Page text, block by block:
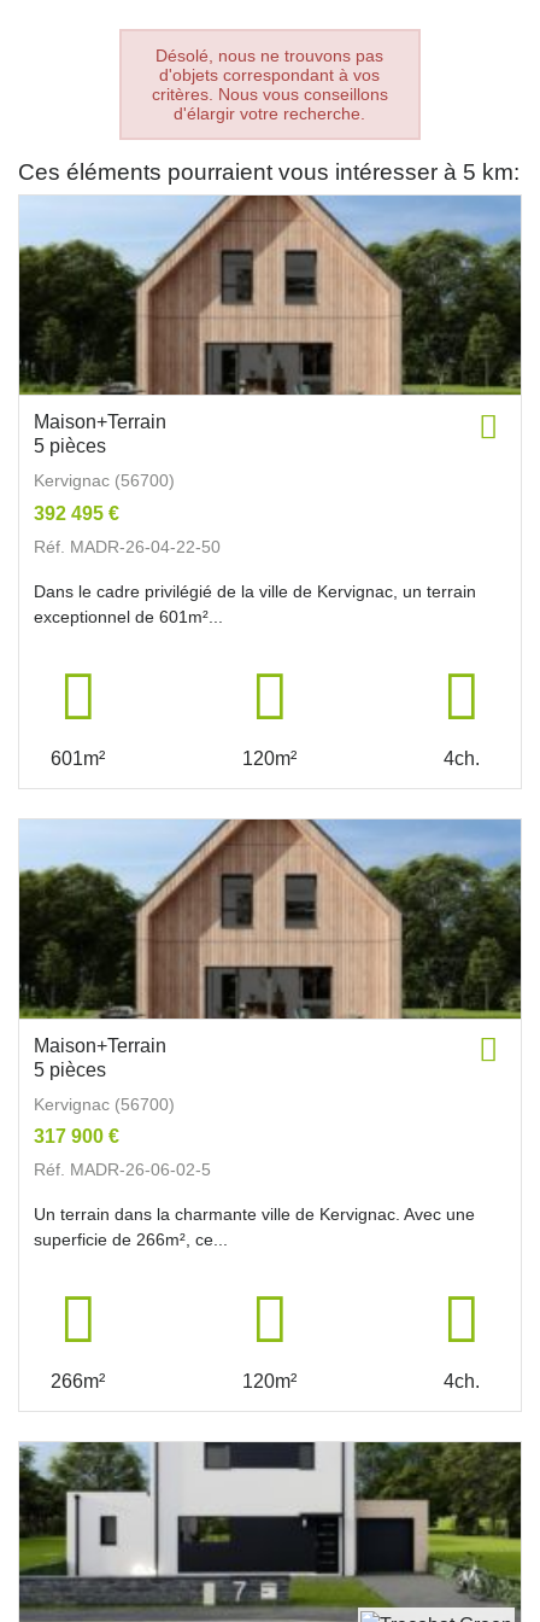
Désolé, nous ne trouvons pas
d'objets correspondant à vos
critères. Nous vous conseillons
d'élargir votre recherche.
Ces éléments pourraient vous intéresser à 5 km:
Maison+Terrain
5 pièces
Kervignac (56700)
392 495 €
Réf. MADR-26-04-22-50
Dans le cadre privilégié de la ville de Kervignac, un terrain
exceptionnel de 601m²...
601m² 120m² 4ch.
Maison+Terrain
5 pièces
Kervignac (56700)
317 900 €
Réf. MADR-26-06-02-5
Un terrain dans la charmante ville de Kervignac. Avec une
superficie de 266m², ce...
266m² 120m² 4ch.